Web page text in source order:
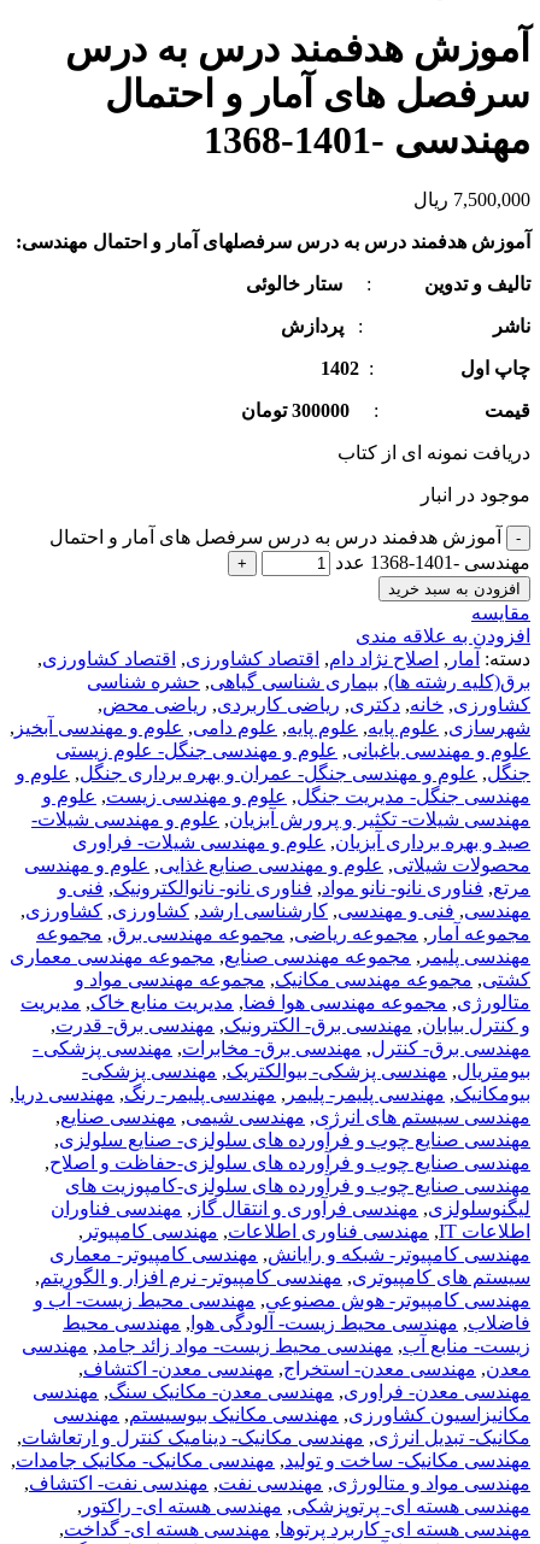
آموزش هدفمند درس به درس
سرفصل های آمار و احتمال
مهندسی -1401-1368
7,500,000 ریال
آموزش هدفمند درس به درس سرفصل­های آمار و احتمال مهندسی:
تالیف و تدوین : ستار خالوئی
ناشر : پردازش
چاپ اول :
1402
قیمت : 300000 تومان
دریافت نمونه ای از کتاب
موجود در انبار
آموزش هدفمند درس به درس سرفصل های آمار و احتمال
مهندسی -1401-1368 عدد
افزودن به سبد خرید
مقايسه
افزودن به علاقه مندی
دسته: آمار , اصلاح نژاد دام, اقتصاد کشاورزی, اقتصاد کشاورزی,
برق(کلیه رشته ها), بیماری شناسی گیاهی, حشره شناسی
کشاورزی, خانه, دکتری, ریاضی کاربردی, ریاضی محض,
شهرسازی, علوم پایه, علوم پایه, علوم دامی, علوم و مهندسی آبخیز ,
علوم و مهندسی باغبانی, علوم و مهندسی جنگل- علوم زیستی
جنگل, علوم و مهندسی جنگل- عمران و بهره برداری جنگل, علوم و
مهندسی جنگل- مدیریت جنگل, علوم و مهندسی زیست, علوم و
مهندسی شیلات- تکثیر و پرورش آبزیان, علوم و مهندسی شیلات-
صید و بهره برداری آبزیان, علوم و مهندسی شیلات- فراوری
محصولات شیلاتی, علوم و مهندسی صنایع غذایی, علوم و مهندسی
مرتع, فناوری نانو- نانو مواد, فناوری نانو- نانوالکترونیک, فنی و
مهندسی, فنی و مهندسی, کارشناسی ارشد, کشاورزی, کشاورزی,
مجموعه آمار , مجموعه ریاضی, مجموعه مهندسی برق, مجموعه
مهندسی پلیمر , مجموعه مهندسی صنایع, مجموعه مهندسی معماری
کشتی, مجموعه مهندسی مکانیک, مجموعه مهندسی مواد و
متالورژی, مجموعه مهندسی هوا فضا, مدیریت منابع خاک, مدیریت
و کنترل بیابان, مهندسی برق- الکترونیک, مهندسی برق- قدرت,
مهندسی برق- کنترل, مهندسی برق- مخابرات, مهندسی پزشکی -
بیومتریال, مهندسی پزشکی- بیوالکتریک, مهندسی پزشکی-
بیومکانیک, مهندسی پلیمر- پلیمر , مهندسی پلیمر- رنگ, مهندسی دریا,
مهندسی سیستم های انرژی, مهندسی شیمی, مهندسی صنایع,
مهندسی صنایع چوب و فرآورده های سلولزی- صنایع سلولزی,
مهندسی صنایع چوب و فرآورده های سلولزی-حفاظت و اصلاح,
مهندسی صنایع چوب و فرآورده های سلولزی-کامپوزیت های
لیگنوسلولزی, مهندسی فرآوری و انتقال گاز , مهندسی فناوران
اطلاعات IT
, مهندسی فناوری اطلاعات, مهندسی کامپیوتر ,
مهندسی کامپیوتر- شبکه و رایانش, مهندسی کامپیوتر- معماری
سیستم های کامپیوتری, مهندسی کامپیوتر- نرم افزار و الگوریتم,
مهندسی کامپیوتر- هوش مصنوعی, مهندسی محیط زیست- آب و
فاضلاب, مهندسی محیط زیست- آلودگی هوا , مهندسی محیط
زیست- منابع آب, مهندسی محیط زیست- مواد زائد جامد, مهندسی
معدن, مهندسی معدن- استخراج, مهندسی معدن- اکتشاف,
مهندسی معدن- فراوری, مهندسی معدن- مکانیک سنگ, مهندسی
مکانیزاسیون کشاورزی, مهندسی مکانیک بیوسیستم, مهندسی
مکانیک- تبدیل انرژی, مهندسی مکانیک- دینامیک کنترل و ارتعاشات,
مهندسی مکانیک- ساخت و تولید, مهندسی مکانیک- مکانیک جامدات,
مهندسی مواد و متالورژی, مهندسی نفت, مهندسی نفت- اکتشاف,
مهندسی هسته ای- پرتوپزشکی, مهندسی هسته ای- راکتور ,
مهندسی هسته ای- کاربرد پرتوها, مهندسی هسته ای- گداخت,